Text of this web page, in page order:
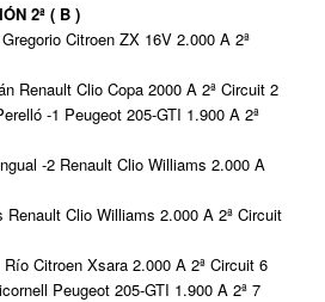
2ª ( B )
Citroen ZX 16V 2.000 A 2ª
Renault Clio Copa 2000 A 2ª Circuit 2
-1 Peugeot 205-GTI 1.900 A 2ª
-2 Renault Clio Williams 2.000 A
Clio Williams 2.000 A 2ª Circuit
Citroen Xsara 2.000 A 2ª Circuit 6
Peugeot 205-GTI 1.900 A 2ª 7